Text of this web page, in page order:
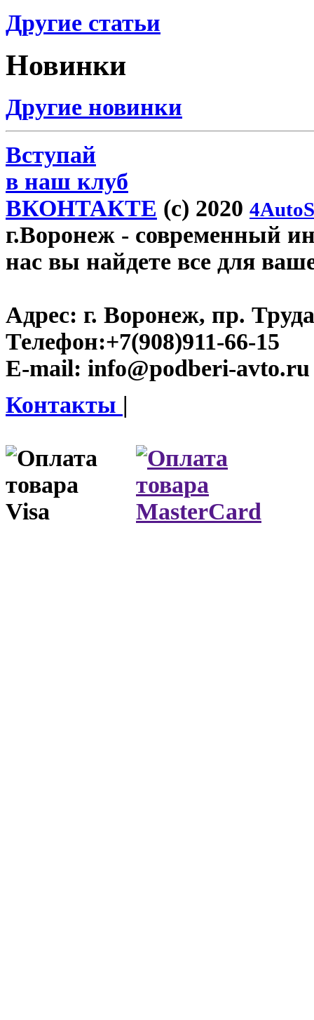
Другие статьи
Новинки
Другие новинки
Вступай
в наш клуб
ВКОНТАКТЕ (c) 2020
г.Воронеж - современный
нас вы найдете все для
Адрес: г. Воронеж, пр.
Телефон:+7(908)911-66-15
E-mail: info@podberi-avto.ru
Контакты |